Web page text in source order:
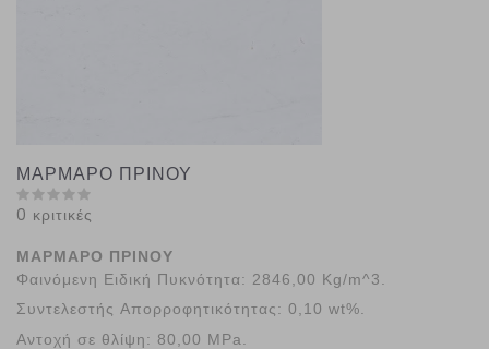
ΜΑΡΜΑΡΟ ΠΡΙΝΟΥ
0 κριτικές
ΜΑΡΜΑΡΟ ΠΡΙΝΟΥ
Φαινόμενη Ειδική Πυκνότητα: 2846,00 Kg/m^3.
Συντελεστής Απορροφητικότητας: 0,10 wt%.
Αντοχή σε θλίψη: 80,00 MPa.